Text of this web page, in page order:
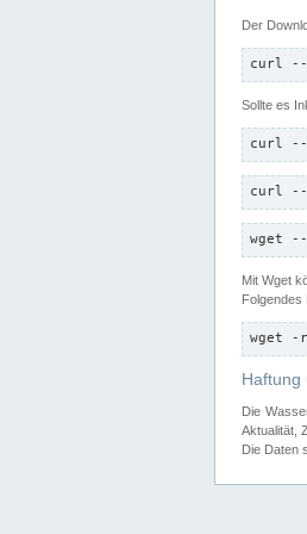
Der
curl --
Sollte es
curl --
curl --
wget
Mit Wget
Folgendes
wget -
Haftung
Die
Aktualität,
Die Daten